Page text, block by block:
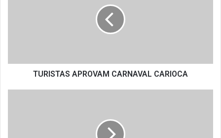
TURISTAS APROVAM CARNAVAL CARIOCA